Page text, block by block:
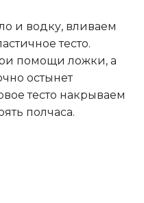
и водку, вливаем
тесто.
помощи ложки, а
остынет
тесто накрываем
полчаса.